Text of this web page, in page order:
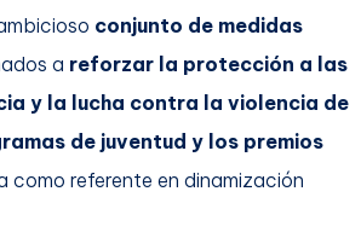
conjunto de medidas
a reforzar la protección a las
y la lucha contra la violencia de
de juventud y los premios
como referente en dinamización